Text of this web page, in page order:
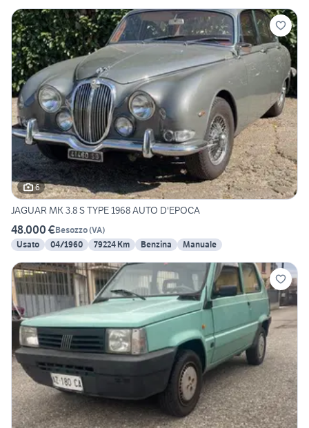
6
JAGUAR MK 3.8 S TYPE 1968 AUTO D'EPOCA
48.000 €Besozzo(VA)
Usato
04/1960 79224 Km Benzina Manuale